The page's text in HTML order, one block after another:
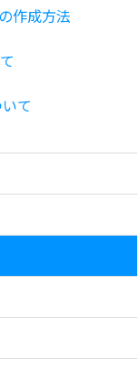
作成方法
て